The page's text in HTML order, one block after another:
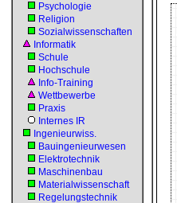
Psychologie
Religion
Sozialwissenschaften
Informatik
Schule
Hochschule
Info-Training
Wettbewerbe
Praxis
Internes IR
Ingenieurwiss.
Bauingenieurwesen
Elektrotechnik
Maschinenbau
Materialwissenschaft
Regelungstechnik